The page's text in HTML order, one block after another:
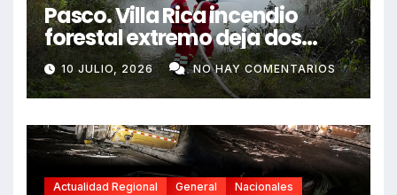
Pasco. Villa Rica incendio
forestal extremo deja dos
fallecidos y heridos
10 JULIO, 2026 NO HAY COMENTARIOS
Actualidad Regional General Nacionales